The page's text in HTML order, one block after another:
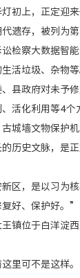
上，正定迎来
遗存，被列为
察大数据智能
活垃圾、杂物
政府对未予修
活化利用等4个
墙文物保护机制
史文脉，是正
，是以习为核
好、保护好。”
位于白洋淀西
可不是这样。当